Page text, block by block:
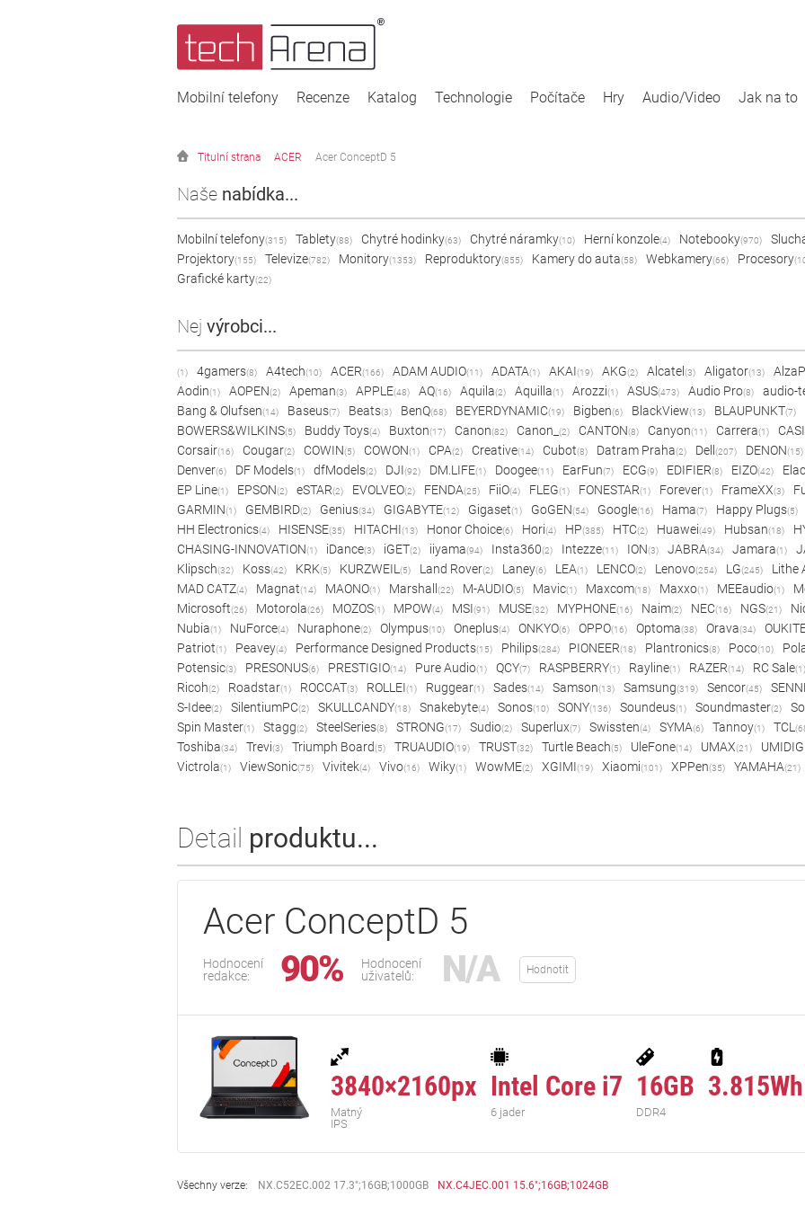
Mobilní telefony Recenze Katalog Technologie Počítače Hry Audio/Video Jak na to
Titulní strana ACER Acer ConceptD 5
Naše nabídka...
Mobilní telefony(315) Tablety(88) Chytré hodinky(63) Chytré náramky(10) Herní konzole(4) Notebooky(970)
Projektory(155) Televize(782) Monitory(1353) Reproduktory(855) Kamery do auta(58) Webkamery(66) Procesory
Grafické karty(22)
Nej výrobci...
(1) 4gamers(8) A4tech(10) ACER(166) ADAM AUDIO(11) ADATA(1) AKAI(19) AKG(2) Alcatel (3) Aligator(13)
Aodin(1) AOPEN(2) Apeman(3) APPLE(48) AQ(16) Aquila(2) Aquilla(1) Arozzi(1) ASUS(473) Audio Pro(8)
audio-
Bang & Olufsen(14) Baseus(7) Beats(3) BenQ(68) BEYERDYNAMIC(19) Bigben(6) BlackView(13) BLAUPUNKT(7)
BOWERS&WILKINS(5) Buddy Toys(4) Buxton(17) Canon(82) Canon_ (2) CANTON(8) Canyon(11) Carrera(1)
Corsair(16) Cougar(2) COWIN(5) COWON(1) CPA(2) Creative(14) Cubot(8) Datram Praha(2) Dell (207) DENON(15)
Denver(6) DF Models(1) dfModels(2) DJI(92) DM.LIFE(1) Doogee(11) EarFun(7) ECG(9) EDIFIER(8) EIZO(42)
Elac
EP Line(1) EPSON(2) eSTAR(2) EVOLVEO(2) FENDA(25) FiiO(4) FLEG(1) FONESTAR(1) Forever(1) FrameXX(3)
GARMIN(1) GEMBIRD(2) Genius(34) GIGABYTE(12) Gigaset(1) GoGEN(54) Google(16) Hama(7) Happy Plugs(5)
HH Electronics(4) HISENSE(35) HITACHI(13) Honor Choice(6) Hori(4) HP(385) HTC(2) Huawei(49) Hubsan(18)
CHASING-INNOVATION(1) iDance(3) iGET(2) iiyama(94) Insta360(2) Intezze(11) ION(3) JABRA(34) Jamara(1)
Klipsch(32) Koss(42) KRK(5) KURZWEIL(5) Land Rover(2) Laney(6) LEA(1) LENCO(2) Lenovo(254) LG(245)
Lithe
MAD CATZ(4) Magnat(14) MAONO(1) Marshall (22) M-AUDIO(5) Mavic(1) Maxcom(18) Maxxo(1) MEEaudio(1)
Microsoft(26) Motorola(26) MOZOS(1) MPOW(4) MSI(91) MUSE(32) MYPHONE(16) Naim(2) NEC(16) NGS(21)
Nubia(1) NuForce(4) Nuraphone(2) Olympus(10) Oneplus(4) ONKYO(6) OPPO(16) Optoma(38) Orava(34)
Patriot(1) Peavey(4) Performance Designed Products(15) Philips(284) PIONEER(18) Plantronics(8) Poco(10)
Potensic(3) PRESONUS(6) PRESTIGIO(14) Pure Audio(1) QCY(7) RASPBERRY(1) Rayline(1) RAZER(14) RC Sale(1)
Ricoh(2) Roadstar(1) ROCCAT(3) ROLLEI(1) Ruggear(1) Sades(14) Samson(13) Samsung(319) Sencor(45)
S-Idee(2) SilentiumPC(2) SKULLCANDY(18) Snakebyte(4) Sonos(10) SONY(136) Soundeus(1) Soundmaster(2)
Spin Master(1) Stagg(2) SteelSeries(8) STRONG(17) Sudio(2) Superlux(7) Swissten(4) SYMA(6) Tannoy(1) TCL
Toshiba(34) Trevi(3) Triumph Board(5) TRUAUDIO(19) TRUST(32) Turtle Beach(5) UleFone(14) UMAX(21)
Victrola(1) ViewSonic(75) Vivitek(4) Vivo(16) Wiky(1) WowME(2) XGIMI(19) Xiaomi(101) XPPen(35) YAMAHA(21)
Detail produktu...
Acer ConceptD 5
Hodnocení
redakce:
90%
Hodnocení
uživatelů:
N/A Hodnotit
3840×2160px
Matný
IPS
Intel Core i7
6 jader
16GB
DDR4
3.815Wh
Všechny verze: NX.C52EC.002 17.3";16GB;1000GB NX.C4JEC.001 15.6";16GB;1024GB